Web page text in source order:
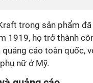
trong sản phẩm
1919, họ trở thành
cáo toàn quốc,
nữ ở Mỹ.